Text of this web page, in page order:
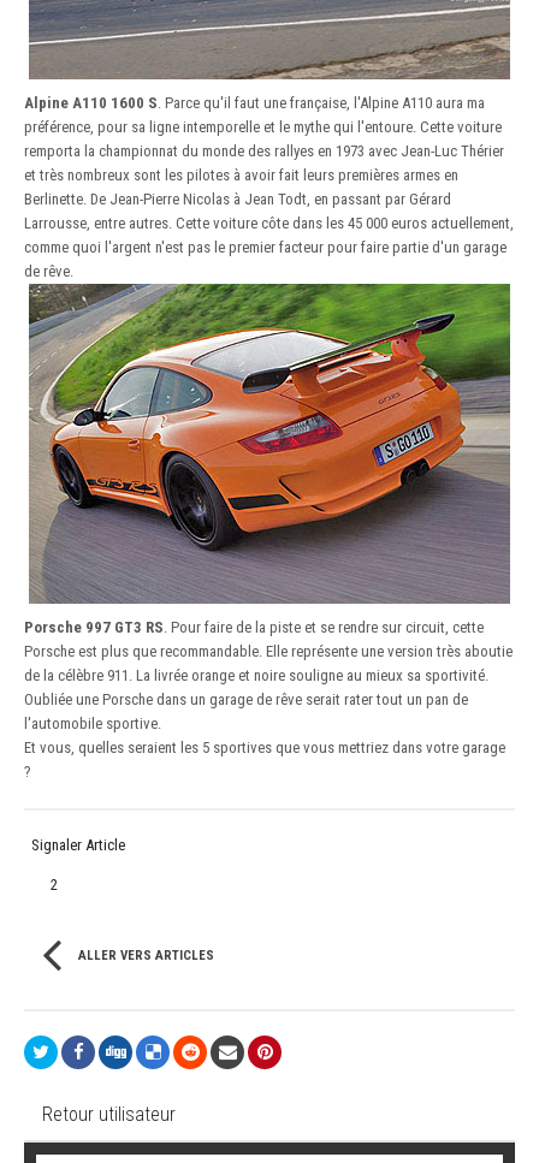
Alpine A110 1600 S . Parce qu'il faut une française, l'Alpine A110 aura ma
préférence, pour sa ligne intemporelle et le mythe qui l'entoure. Cette voiture
remporta la championnat du monde des rallyes en 1973 avec Jean-Luc Thérier
et très nombreux sont les pilotes à avoir fait leurs premières armes en
Berlinette. De Jean-Pierre Nicolas à Jean Todt, en passant par Gérard
Larrousse, entre autres. Cette voiture côte dans les 45 000 euros actuellement,
comme quoi l'argent n'est pas le premier facteur pour faire partie d'un garage
de rêve.
Porsche 997 GT3 RS . Pour faire de la piste et se rendre sur circuit, cette
Porsche est plus que recommandable. Elle représente une version très aboutie
de la célèbre 911. La livrée orange et noire souligne au mieux sa sportivité.
Oubliée une Porsche dans un garage de rêve serait rater tout un pan de
l'automobile sportive.
Et vous, quelles seraient les 5 sportives que vous mettriez dans votre garage
?
Signaler Article
2
ALLER VERS ARTICLES
Retour utilisateur